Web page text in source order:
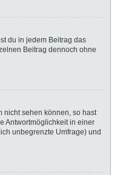
du in jedem Beitrag das
Beitrag dennoch ohne
nicht sehen können, so hast
Antwortmöglichkeit in einer
unbegrenzte Umfrage) und